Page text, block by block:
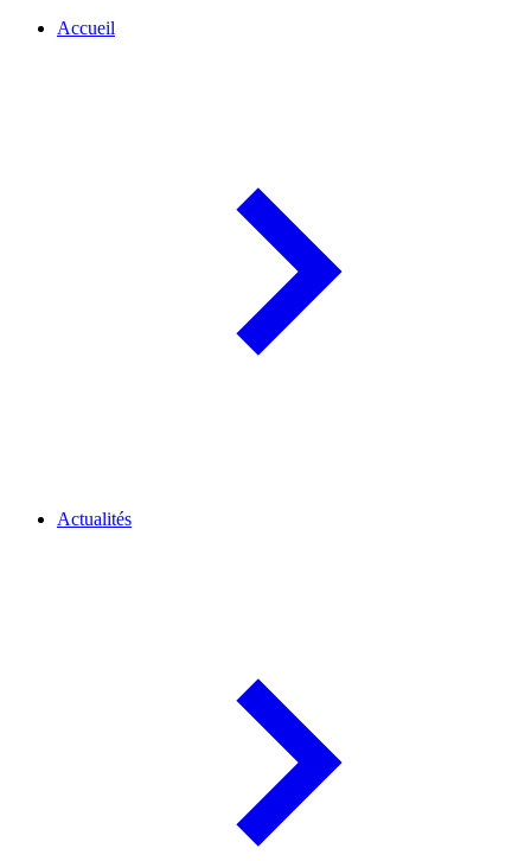
Accueil
Actualités